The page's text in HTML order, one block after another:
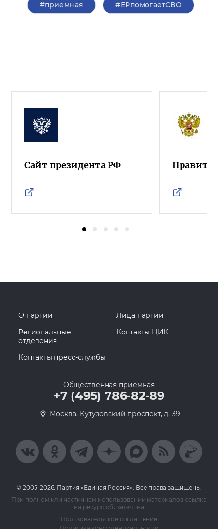
#приемная #ЕРпомогаетСВО
Сайт президента РФ
О партии
Лица партии
Региональные
отделения
Контакты ЦИК
Контакты пресс-службы
Общественная приемная
+7 (495) 786-82-89
Москва, Кутузовский проспект, д. 39
© 2005-2026, Партия «Единая Россия». Все права защищены.
При полном или частичном использовании материалов ссылка
на ресурс обязательна
Пользовательское соглашение